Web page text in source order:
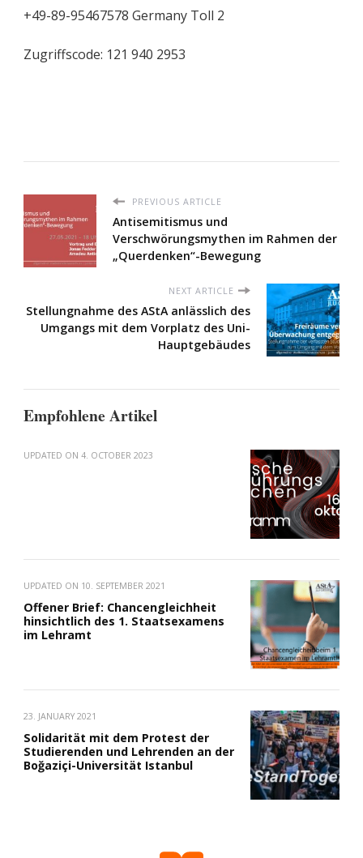
+49-89-95467578 Germany Toll 2
Zugriffscode: 121 940 2953
PREVIOUS ARTICLE
Antisemitismus und
Verschwörungsmythen im Rahmen der
„Querdenken“-Bewegung
NEXT ARTICLE
Stellungnahme des AStA anlässlich des
Umgangs mit dem Vorplatz des Uni-
Hauptgebäudes
Empfohlene Artikel
UPDATED ON 4. OCTOBER 2023
UPDATED ON 10. SEPTEMBER 2021
Offener Brief: Chancengleichheit
hinsichtlich des 1. Staatsexamens
im Lehramt
23. JANUARY 2021
Solidarität mit dem Protest der
Studierenden und Lehrenden an der
Boğaziçi-Universität Istanbul